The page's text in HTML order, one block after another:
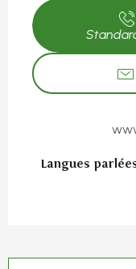
Langues
Langues